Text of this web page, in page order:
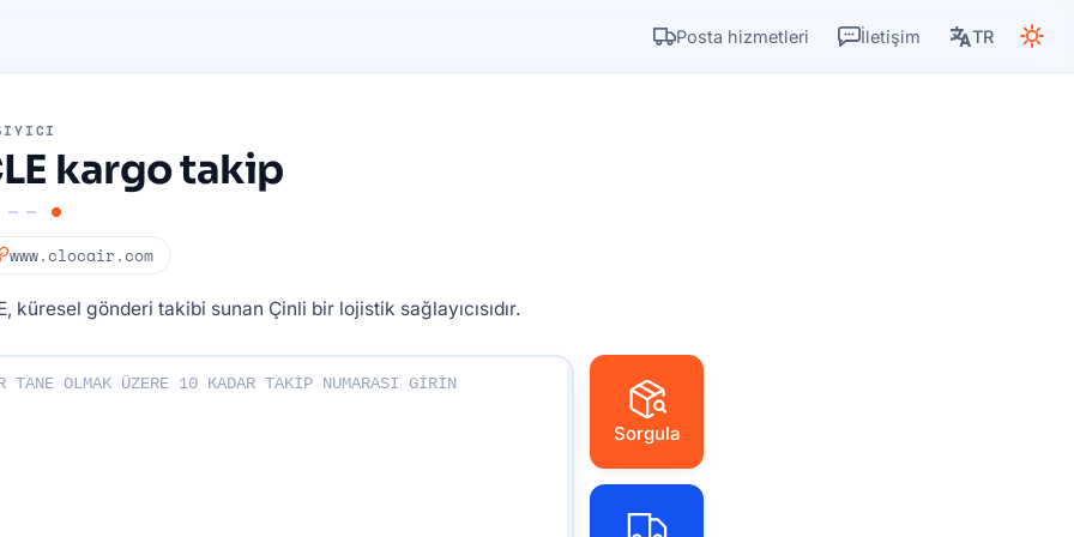
Posta hizmetleri İletişim TR
kargo takip
www.clocair.com
küresel gönderi takibi sunan Çinli bir lojistik sağlayıcısıdır.
girin:
Sorgula